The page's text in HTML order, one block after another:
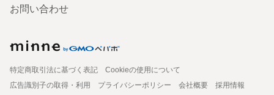
お問い合わせ
特定商取引法に基づく表記
Cookieの使用について
広告識別子の取得・利用
プライバシーポリシー 会社概要
採用情報